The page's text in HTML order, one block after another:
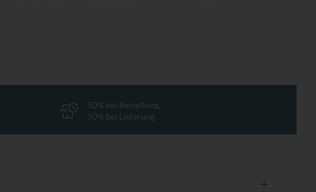
50% bei Bestellung,
50% bei Lieferung